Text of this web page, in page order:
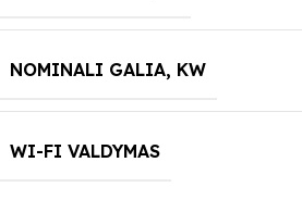
NOMINALI GALIA, KW
WI-FI VALDYMAS